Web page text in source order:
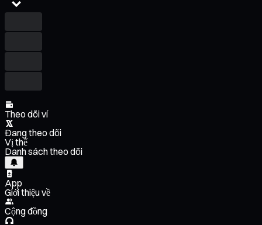
Theo dõi ví
Đang theo dõi
Vị thế
Danh sách theo dõi
App
Giới thiệu về
Cộng đồng